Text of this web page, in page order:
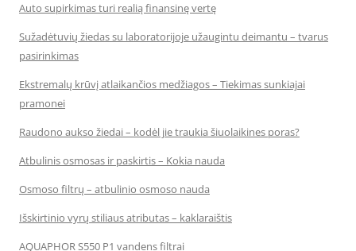
Auto supirkimas turi realią finansinę vertę
Sužadėtuvių žiedas su laboratorijoje užaugintu deimantu – tvarus
pasirinkimas
Ekstremalų krūvį atlaikančios medžiagos – Tiekimas sunkiajai
pramonei
Raudono aukso žiedai – kodėl jie traukia šiuolaikines poras?
Atbulinis osmosas ir paskirtis – Kokia nauda
Osmoso filtrų – atbulinio osmoso nauda
Išskirtinio vyrų stiliaus atributas – kaklaraištis
AQUAPHOR S550 P1 vandens filtrai